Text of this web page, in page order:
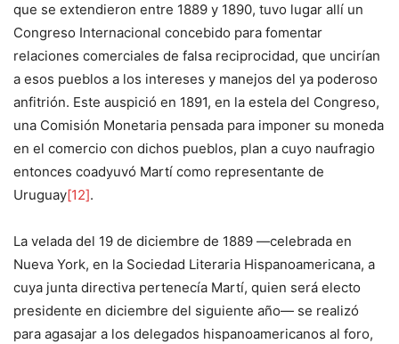
que se extendieron entre 1889 y 1890, tuvo lugar allí un
Congreso Internacional concebido para fomentar
relaciones comerciales de falsa reciprocidad, que uncirían
a esos pueblos a los intereses y manejos del ya poderoso
anfitrión. Este auspició en 1891, en la estela del Congreso,
una Comisión Monetaria pensada para imponer su moneda
en el comercio con dichos pueblos, plan a cuyo naufragio
entonces coadyuvó Martí como representante de
Uruguay[12].
La velada del 19 de diciembre de 1889 —celebrada en
Nueva York, en la Sociedad Literaria Hispanoamericana, a
cuya junta directiva pertenecía Martí, quien será electo
presidente en diciembre del siguiente año— se realizó
para agasajar a los delegados hispanoamericanos al foro,